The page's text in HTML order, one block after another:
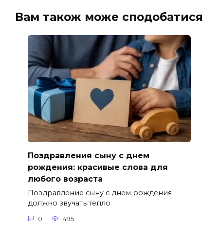
Вам також може сподобатися
Поздравления сыну с днем
рождения: красивые слова для
любого возраста
Поздравление сыну с днем рождения
должно звучать тепло
0 495